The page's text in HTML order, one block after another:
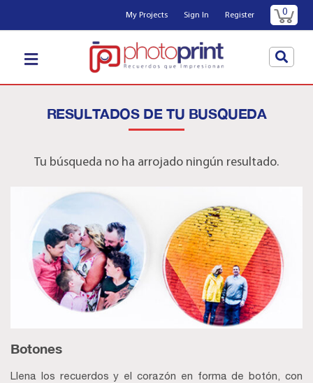
My Projects Sign In Register 0
RESULTADOS DE TU BUSQUEDA
Tu búsqueda no ha arrojado ningún resultado.
Botones
Llena los recuerdos y el corazón en forma de botón, con